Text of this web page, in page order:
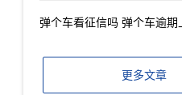
弹个车看征信吗 弹个车逾期
更多文章